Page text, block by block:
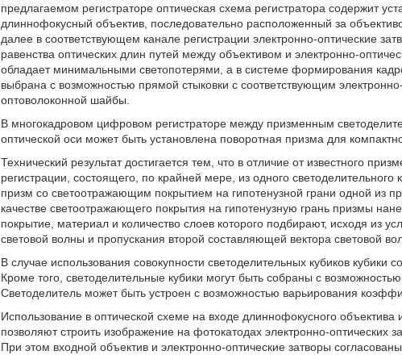
предлагаемом регистраторе оптическая схема регистратора содержит
длиннофокусный объектив, последовательно расположенный за
далее в соответствующем канале регистрации электронно-оптические
равенства оптических длин путей между объективом и электронно-
обладает минимальными светопотерями, а в системе формирования
выбрана с возможностью прямой стыковки с соответствующим
оптоволоконной шайбы.
В многокадровом цифровом регистраторе между призменным
оптической оси может быть установлена поворотная призма для
Технический результат достигается тем, что в отличие от известного
регистрации, состоящего, по крайней мере, из одного
призм со светоотражающим покрытием на гипотенузной грани одной из
качестве светоотражающего покрытия на гипотенузную грань призмы
покрытие, материал и количество слоев которого подбирают, исходя из
световой волны и пропускания второй составляющей вектора световой
В случае использования совокупности светоделительных кубиков кубики
Кроме того, светоделительные кубики могут быть собраны с
Светоделитель может быть устроен с возможностью варьирования
Использование в оптической схеме на входе длиннофокусного объектива
позволяют строить изображение на фотокатодах электронно-оптических
При этом входной объектив и электронно-оптические затворы